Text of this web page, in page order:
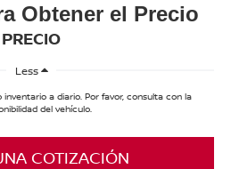
Obtener el Precio
PRECIO
Less
a diario. Por favor, consulta con la
del vehículo.
COTIZACIÓN